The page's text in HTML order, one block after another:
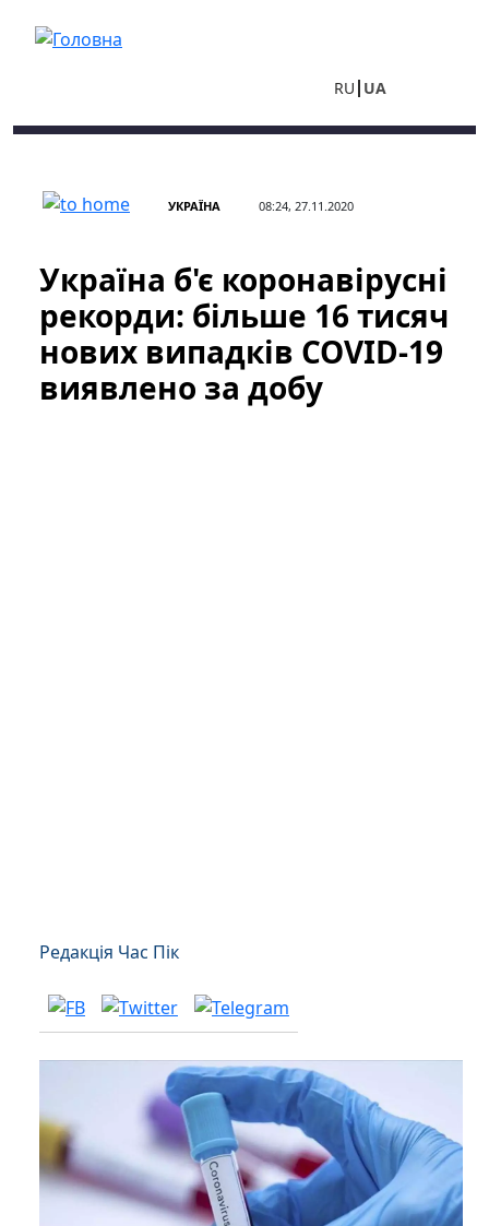
RU UA
УКРАЇНА 08:24, 27.11.2020
Україна б'є коронавірусні
рекорди: більше 16 тисяч
нових випадків COVID-19
виявлено за добу
Редакція Час Пік